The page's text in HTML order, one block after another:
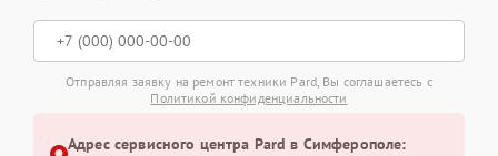
Отправляя заявку на ремонт техники Pard, Вы соглашаетесь с
Политикой конфиденциальности
Адрес сервисного центра Pard в Симферополе: